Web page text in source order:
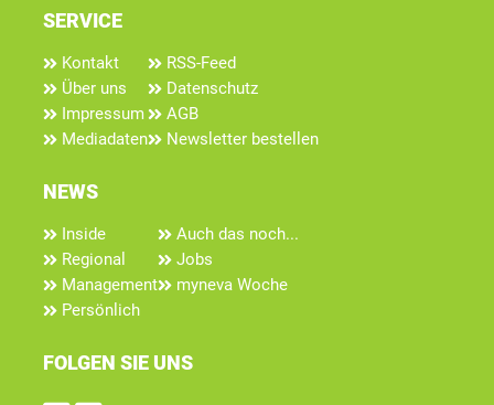
SERVICE
Kontakt
Über uns
Impressum
Mediadaten
RSS-Feed
Datenschutz
AGB
Newsletter bestellen
NEWS
Inside
Regional
Management
Persönlich
Auch das noch...
Jobs
myneva Woche
FOLGEN SIE UNS